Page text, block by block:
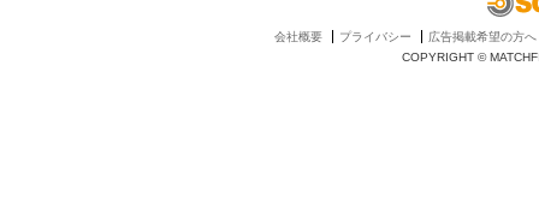
会社概要 プライバシー
広告掲載希望の方へ
COPYRIGHT ©